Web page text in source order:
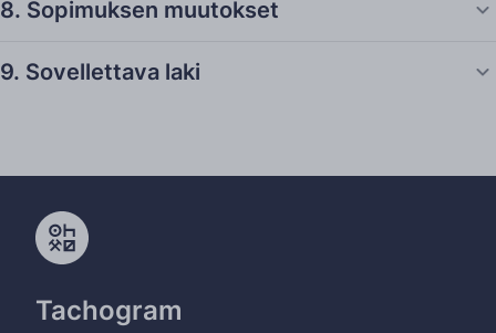
8. Sopimuksen muutokset
9. Sovellettava laki
Tachogram